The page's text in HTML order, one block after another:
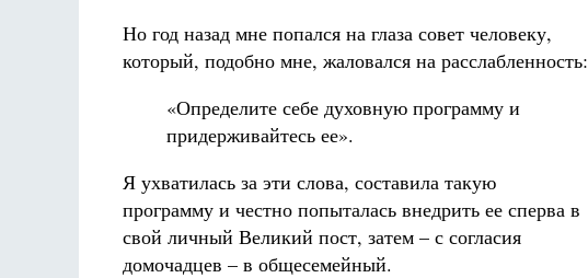
Но год назад мне попался на глаза совет человеку,
который, подобно мне, жаловался на расслабленность:
«Определите себе духовную программу и
придерживайтесь ее».
Я ухватилась за эти слова, составила такую
программу и честно попыталась внедрить ее сперва в
свой личный Великий пост, затем – с согласия
домочадцев – в общесемейный.